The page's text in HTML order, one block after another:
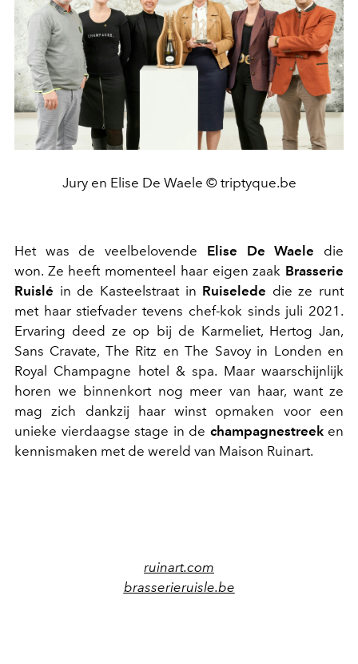
Jury en Elise De Waele © triptyque.be
Het was de veelbelovende Elise De Waele die
won. Ze heeft momenteel haar eigen zaak Brasserie
Ruislé in de Kasteelstraat in Ruiselede die ze runt
met haar stiefvader tevens chef-kok sinds juli 2021.
Ervaring deed ze op bij de Karmeliet, Hertog Jan,
Sans Cravate, The Ritz en The Savoy in Londen en
Royal Champagne hotel & spa. Maar waarschijnlijk
horen we binnenkort nog meer van haar, want ze
mag zich dankzij haar winst opmaken voor een
unieke vierdaagse stage in de champagnestreeken
kennismaken met de wereld van Maison Ruinart.
ruinart.com
brasserieruisle.be